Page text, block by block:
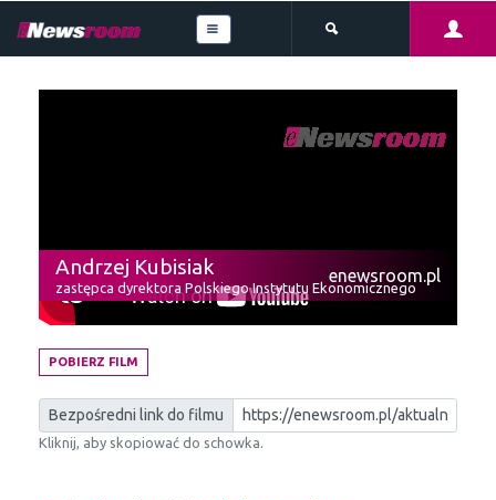
Andrzej Kubisiak
zastępca dyrektora Polskiego Instytutu Ekonomicznego
enewsroom.pl
POBIERZ FILM
Bezpośredni link do filmu
Kliknij, aby skopiować do schowka.